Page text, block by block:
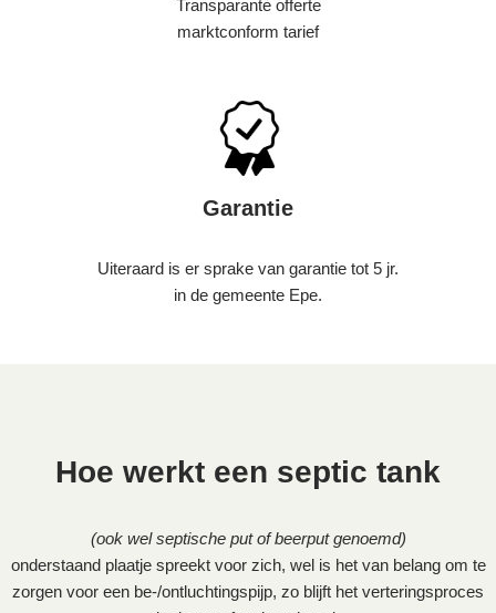
Transparante offerte
marktconform tarief
Garantie
Uiteraard is er sprake van garantie tot 5 jr.
in de gemeente Epe.
Hoe werkt een septic tank
(ook wel septische put of beerput genoemd)
onderstaand plaatje spreekt voor zich, wel is het van belang om te
zorgen voor een be-/ontluchtingspijp, zo blijft het verteringsproces